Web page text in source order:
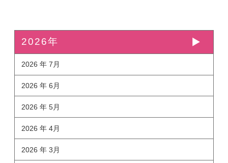
2026年
2026 年 7月
2026 年 6月
2026 年 5月
2026 年 4月
2026 年 3月